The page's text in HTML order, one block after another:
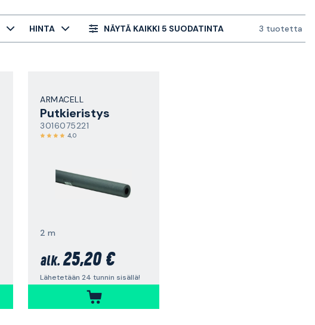
HINTA NÄYTÄ KAIKKI 5 SUODATINTA 3 tuotetta
ARMACELL
Putkieristys
3016075221
4,0
2 m
alk. 25,20 €
Lähetetään 24 tunnin sisällä!